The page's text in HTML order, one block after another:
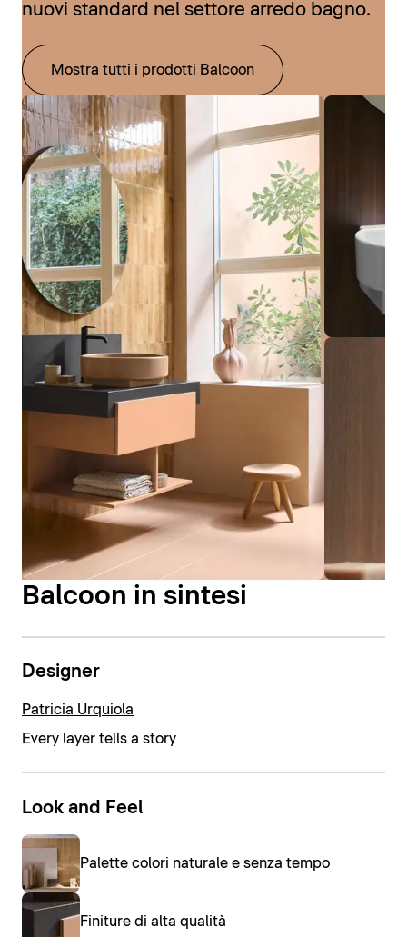
nuovi standard nel settore arredo bagno.
Mostra tutti i prodotti Balcoon
Balcoon in sintesi
Designer
Patricia Urquiola
Every layer tells a story
Look and Feel
Palette colori naturale e senza tempo
Finiture di alta qualità